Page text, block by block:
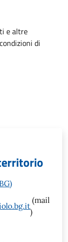
e altre
di
(mail
)